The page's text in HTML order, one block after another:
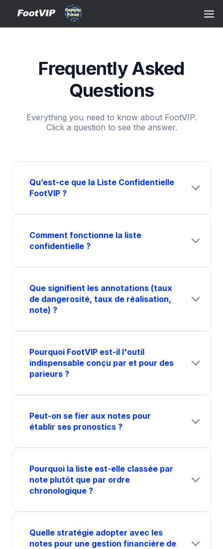
Frequently Asked
Questions
Everything you need to know about FootVIP.
Click a question to see the answer.
Qu’est-ce que la Liste Confidentielle
FootVIP ?
Comment fonctionne la liste
confidentielle ?
Que signifient les annotations (taux
de dangerosité, taux de réalisation,
note) ?
Pourquoi FootVIP est-il l'outil
indispensable conçu par et pour des
parieurs ?
Peut-on se fier aux notes pour
établir ses pronostics ?
Pourquoi la liste est-elle classée par
note plutôt que par ordre
chronologique ?
Quelle stratégie adopter avec les
notes pour une gestion financière de